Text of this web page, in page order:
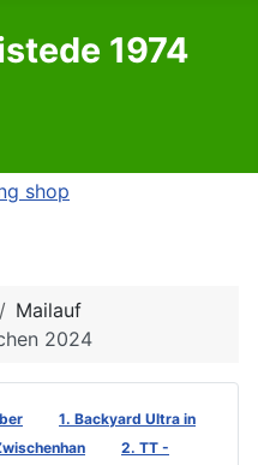
1974
Mailauf
2024
1. Backyard Ultra in
2. TT -